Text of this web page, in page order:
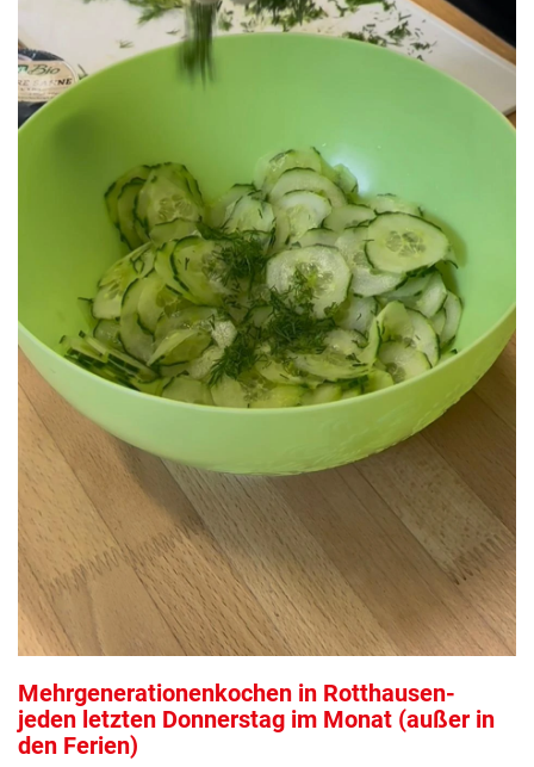
Mehrgenerationenkochen in Rotthausen-
jeden letzten Donnerstag im Monat (außer in
den Ferien)